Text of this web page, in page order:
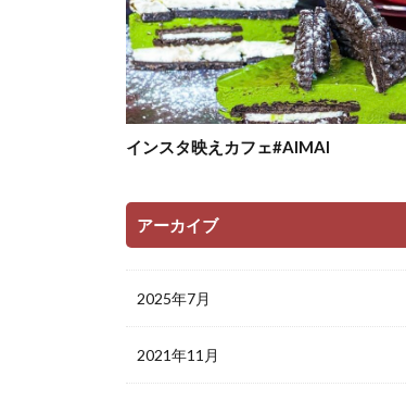
インスタ映えカフェ#AIMAI
アーカイブ
2025年7月
2021年11月